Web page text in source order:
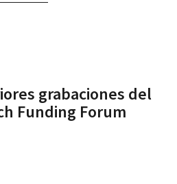
grabaciones del
Funding Forum